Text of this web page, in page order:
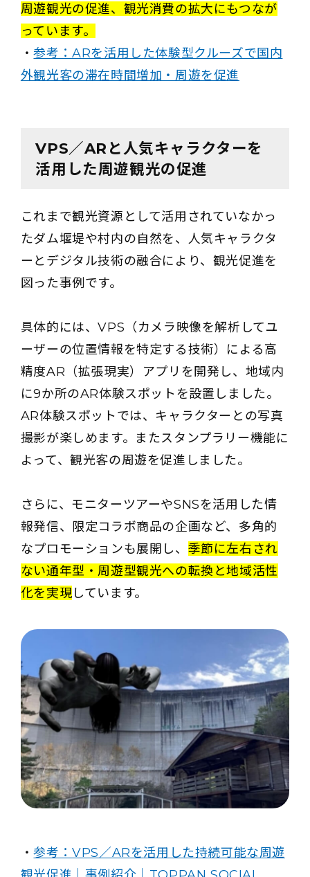
周遊観光の促進、観光消費の拡大にもつなが
っています。
・参考：ARを活用した体験型クルーズで国内
外観光客の滞在時間増加・周遊を促進
VPS／ARと人気キャラクターを
活用した周遊観光の促進
これまで観光資源として活用されていなかっ
たダム堰堤や村内の自然を、人気キャラクタ
ーとデジタル技術の融合により、観光促進を
図った事例です。
具体的には、VPS（カメラ映像を解析してユ
ーザーの位置情報を特定する技術）による高
精度AR（拡張現実）アプリを開発し、地域内
に9か所のAR体験スポットを設置しました。
AR体験スポットでは、キャラクターとの写真
撮影が楽しめます。またスタンプラリー機能に
よって、観光客の周遊を促進しました。
さらに、モニターツアーやSNSを活用した情
報発信、限定コラボ商品の企画など、多角的
なプロモーションも展開し、 季節に左右され
ない通年型・周遊型観光への転換と地域活性
化を実現しています。
・参考：VPS／ARを活用した持続可能な周遊